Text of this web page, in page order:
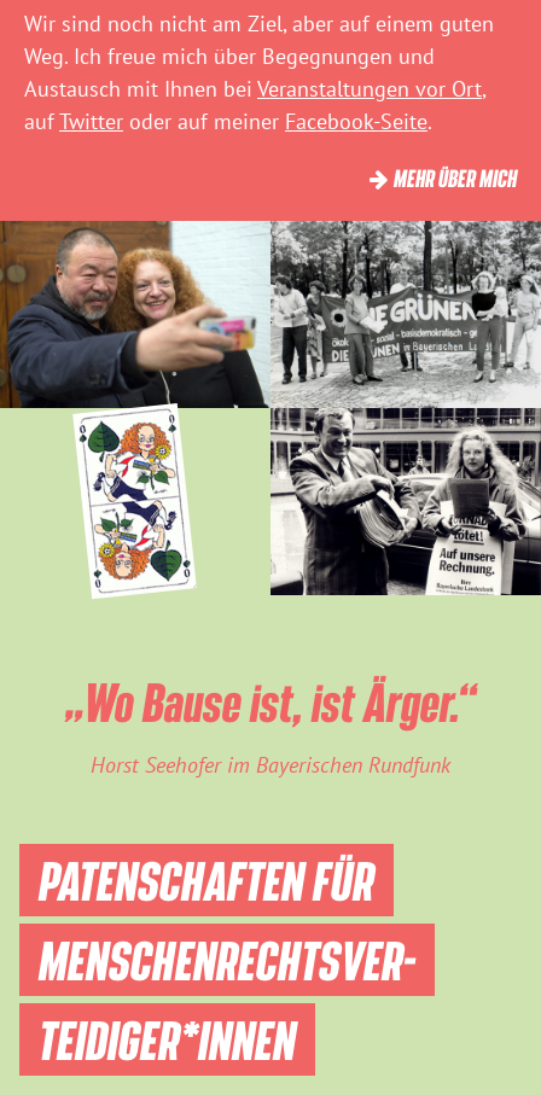
Wir sind noch nicht am Ziel, aber auf einem guten
Weg. Ich freue mich über Begegnungen und
Austausch mit Ihnen bei Veranstaltungen vor Ort,
aufTwitter oder auf meiner Facebook-Seite.
MEHR ÜBER MICH
„Wo Bause ist, ist Ärger.“
Horst Seehofer im Bayerischen Rundfunk
PATENSCHAFTEN FÜR
MENSCHEN­RECHTS­VER­
TEIDIGER­*INNEN